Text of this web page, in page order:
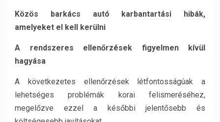
Közös barkács autó karbantartási hibák,
amelyeket el kell kerülni
A rendszeres ellenőrzések figyelmen kívül
hagyása
A következetes ellenőrzések létfontosságúak a
lehetséges problémák korai felismeréséhez,
megelőzve ezzel a későbbi jelentősebb és